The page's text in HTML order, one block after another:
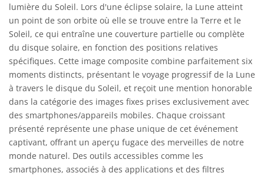
lumière du Soleil. Lors d'une éclipse solaire, la Lune atteint
un point de son orbite où elle se trouve entre la Terre et le
Soleil, ce qui entraîne une couverture partielle ou complète
du disque solaire, en fonction des positions relatives
spécifiques. Cette image composite combine parfaitement six
moments distincts, présentant le voyage progressif de la Lune
à travers le disque du Soleil, et reçoit une mention honorable
dans la catégorie des images fixes prises exclusivement avec
des smartphones/appareils mobiles. Chaque croissant
présenté représente une phase unique de cet événement
captivant, offrant un aperçu fugace des merveilles de notre
monde naturel. Des outils accessibles comme les
smartphones, associés à des applications et des filtres